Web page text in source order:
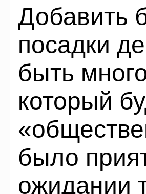
Добавить
посадки
быть
который
было
ожидании